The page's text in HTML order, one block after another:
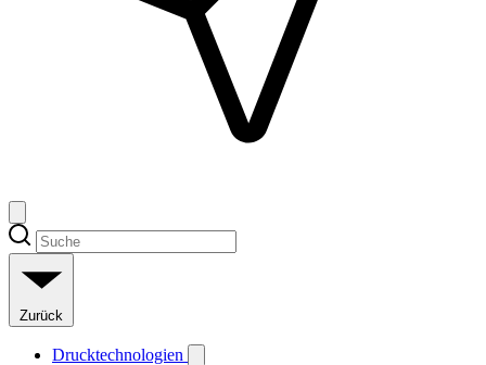
Zurück
Drucktechnologien